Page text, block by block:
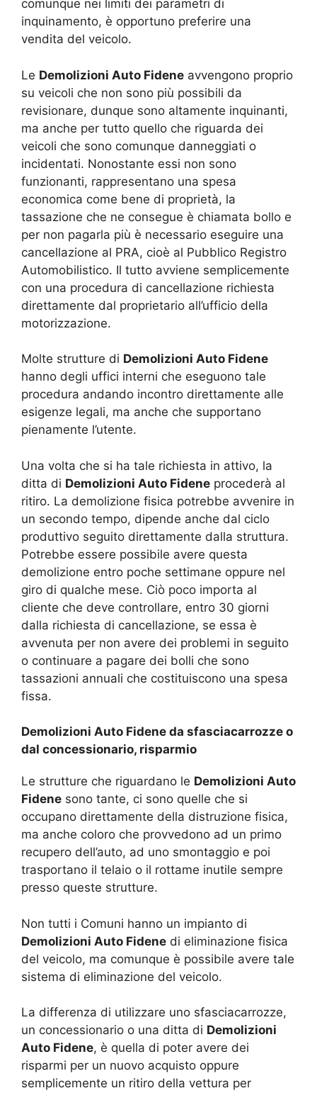
comunque nei limiti dei parametri di
inquinamento, è opportuno preferire una
vendita del veicolo.
Le Demolizioni Auto Fidene avvengono proprio
su veicoli che non sono più possibili da
revisionare, dunque sono altamente inquinanti,
ma anche per tutto quello che riguarda dei
veicoli che sono comunque danneggiati o
incidentati. Nonostante essi non sono
funzionanti, rappresentano una spesa
economica come bene di proprietà, la
tassazione che ne consegue è chiamata bollo e
per non pagarla più è necessario eseguire una
cancellazione al PRA, cioè al Pubblico Registro
Automobilistico. Il tutto avviene semplicemente
con una procedura di cancellazione richiesta
direttamente dal proprietario all’ufficio della
motorizzazione.
Molte strutture di Demolizioni Auto Fidene
hanno degli uffici interni che eseguono tale
procedura andando incontro direttamente alle
esigenze legali, ma anche che supportano
pienamente l’utente.
Una volta che si ha tale richiesta in attivo, la
ditta di Demolizioni Auto Fidene procederà al
ritiro. La demolizione fisica potrebbe avvenire in
un secondo tempo, dipende anche dal ciclo
produttivo seguito direttamente dalla struttura.
Potrebbe essere possibile avere questa
demolizione entro poche settimane oppure nel
giro di qualche mese. Ciò poco importa al
cliente che deve controllare, entro 30 giorni
dalla richiesta di cancellazione, se essa è
avvenuta per non avere dei problemi in seguito
o continuare a pagare dei bolli che sono
tassazioni annuali che costituiscono una spesa
fissa.
Demolizioni Auto Fidene da sfasciacarrozze o
dal concessionario, risparmio
Le strutture che riguardano le Demolizioni Auto
Fidene sono tante, ci sono quelle che si
occupano direttamente della distruzione fisica,
ma anche coloro che provvedono ad un primo
recupero dell’auto, ad uno smontaggio e poi
trasportano il telaio o il rottame inutile sempre
presso queste strutture.
Non tutti i Comuni hanno un impianto di
Demolizioni Auto Fidene di eliminazione fisica
del veicolo, ma comunque è possibile avere tale
sistema di eliminazione del veicolo.
La differenza di utilizzare uno sfasciacarrozze,
un concessionario o una ditta di Demolizioni
Auto Fidene, è quella di poter avere dei
risparmi per un nuovo acquisto oppure
semplicemente un ritiro della vettura per